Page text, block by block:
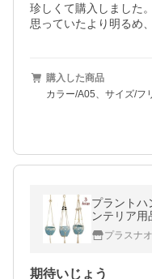
珍しくて購入しました
思っていたより明るめ
購入した商品
カラー/A05、サイズ/フ
プラントハ
ンテリア用
プ マクラ
ト おしゃ
プラスナ
期待いじょう